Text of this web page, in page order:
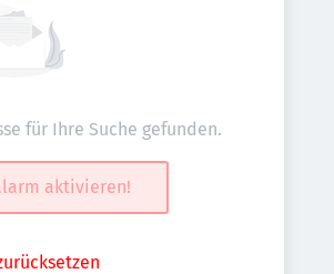
für Ihre Suche gefunden.
aktivieren!